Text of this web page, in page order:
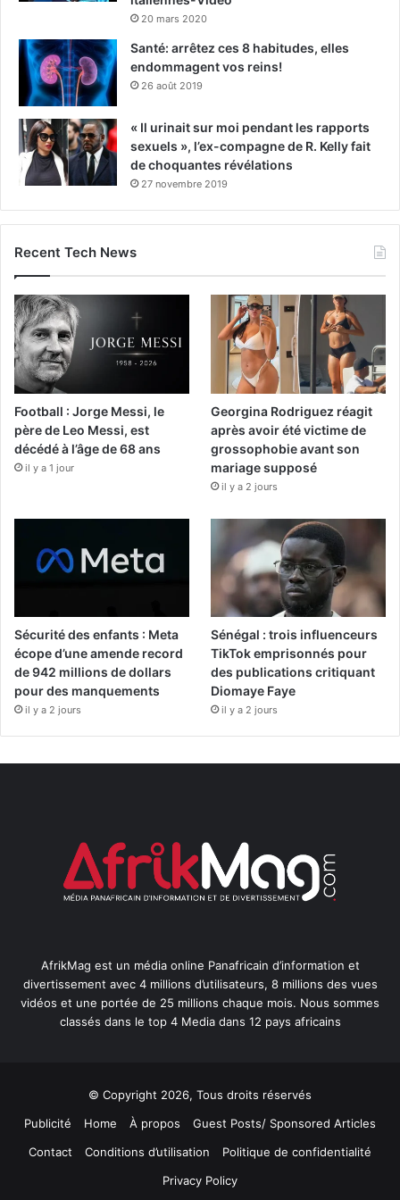
20 mars 2020
Santé: arrêtez ces 8 habitudes, elles
endommagent vos reins!
26 août 2019
« Il urinait sur moi pendant les rapports
sexuels », l’ex-compagne de R. Kelly fait
de choquantes révélations
27 novembre 2019
Recent Tech News
Football : Jorge Messi, le
père de Leo Messi, est
décédé à l’âge de 68 ans
il y a 1 jour
Georgina Rodriguez réagit
après avoir été victime de
grossophobie avant son
mariage supposé
il y a 2 jours
Sécurité des enfants : Meta
écope d’une amende record
de 942 millions de dollars
pour des manquements
il y a 2 jours
Sénégal : trois influenceurs
TikTok emprisonnés pour
des publications critiquant
Diomaye Faye
il y a 2 jours
AfrikMag est un média online Panafricain d’information et
divertissement avec 4 millions d’utilisateurs, 8 millions des vues
vidéos et une portée de 25 millions chaque mois. Nous sommes
classés dans le top 4 Media dans 12 pays africains
© Copyright 2026, Tous droits réservés
Publicité
Home À propos
Guest Posts/ Sponsored Articles
Contact
Conditions d’utilisation
Politique de confidentialité
Privacy Policy